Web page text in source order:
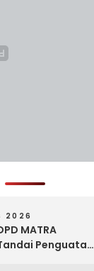
2026
MATRA
Penguatan